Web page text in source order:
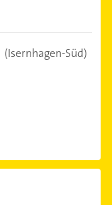
(Isernhagen-Süd)